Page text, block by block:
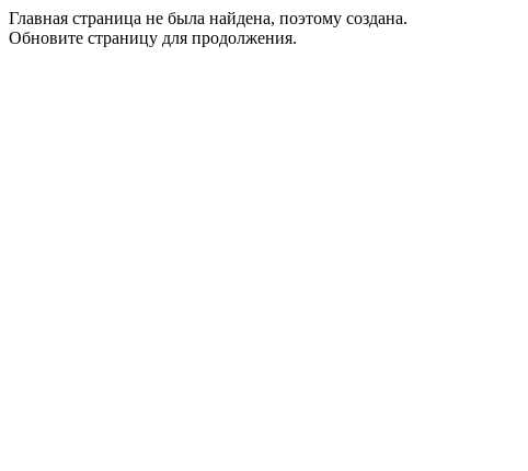
Главная страница не была найдена, поэтому создана.
Обновите страницу для продолжения.